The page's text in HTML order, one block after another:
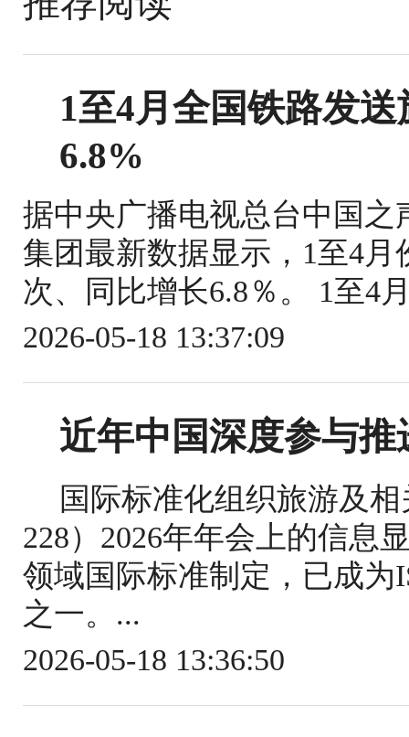
1至4月全国铁路发
6.8%
据中央广播电视总台中国
集团最新数据显示，1至4月
次、同比增长6.8％。 1至4
2026-05-18 13:37:09
近年中国深度参与
国际标准化组织旅游及
228）2026年年会上的信息
领域国际标准制定，已成为
之一。...
2026-05-18 13:36:50